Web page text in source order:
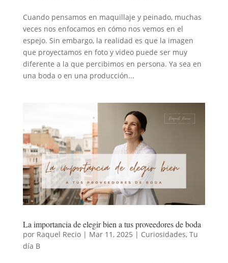
Cuando pensamos en maquillaje y peinado, muchas
veces nos enfocamos en cómo nos vemos en el
espejo. Sin embargo, la realidad es que la imagen
que proyectamos en foto y video puede ser muy
diferente a la que percibimos en persona. Ya sea en
una boda o en una producción...
La importancia de elegir bien a tus proveedores de boda
por Raquel Recio| Mar 11, 2025 | Curiosidades, Tu
día B